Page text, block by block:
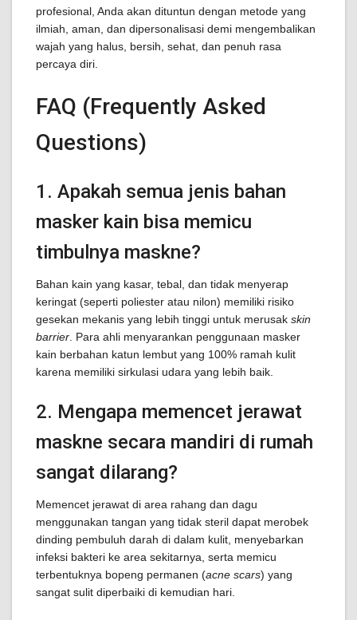
profesional, Anda akan dituntun dengan metode yang
ilmiah, aman, dan dipersonalisasi demi mengembalikan
wajah yang halus, bersih, sehat, dan penuh rasa
percaya diri.
FAQ (Frequently Asked
Questions)
1. Apakah semua jenis bahan
masker kain bisa memicu
timbulnya maskne?
Bahan kain yang kasar, tebal, dan tidak menyerap
keringat (seperti poliester atau nilon) memiliki risiko
gesekan mekanis yang lebih tinggi untuk merusak skin
barrier . Para ahli menyarankan penggunaan masker
kain berbahan katun lembut yang 100% ramah kulit
karena memiliki sirkulasi udara yang lebih baik.
2. Mengapa memencet jerawat
maskne secara mandiri di rumah
sangat dilarang?
Memencet jerawat di area rahang dan dagu
menggunakan tangan yang tidak steril dapat merobek
dinding pembuluh darah di dalam kulit, menyebarkan
infeksi bakteri ke area sekitarnya, serta memicu
terbentuknya bopeng permanen (acne scars) yang
sangat sulit diperbaiki di kemudian hari.